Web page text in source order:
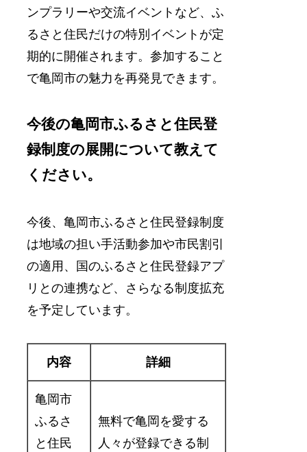
ンプラリーや交流イベントなど、ふ
るさと住民だけの特別イベントが定
期的に開催されます。参加すること
で亀岡市の魅力を再発見できます。
今後の亀岡市ふるさと住民登
録制度の展開について教えて
ください。
今後、亀岡市ふるさと住民登録制度
は地域の担い手活動参加や市民割引
の適用、国のふるさと住民登録アプ
リとの連携など、さらなる制度拡充
を予定しています。
内容 詳細
亀岡市
ふるさ
と住民
無料で亀岡を愛する
人々が登録できる制